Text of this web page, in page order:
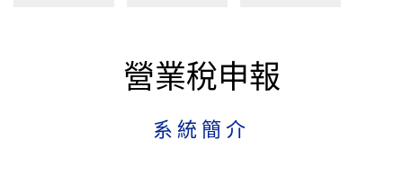
營業稅申報
系統簡介